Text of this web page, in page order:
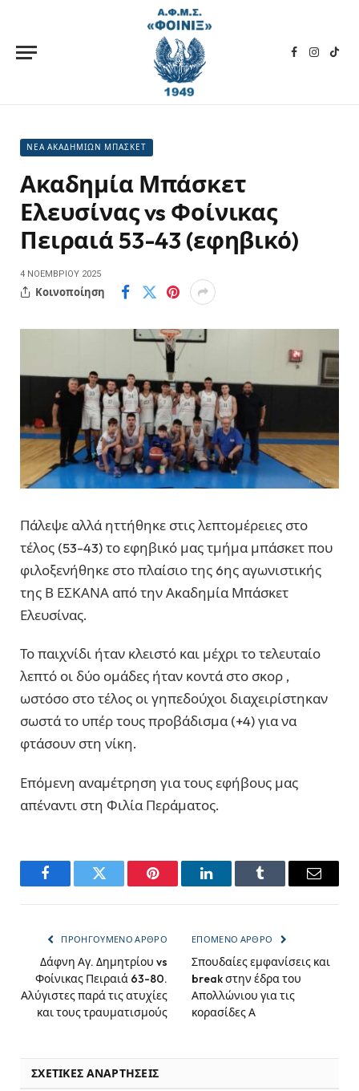
Facebook
ΝΕΑ ΑΚΑΔΗΜΙΩΝ ΜΠΑΣΚΕΤ
Ακαδημία Μπάσκετ
Ελευσίνας vs Φοίνικας
Πειραιά 53-43 (εφηβικό)
4 ΝΟΕΜΒΡΊΟΥ 2025
Κοινοποίηση
Πάλεψε αλλά ηττήθηκε στις λεπτομέρειες στο
τέλος (53-43) το εφηβικό μας τμήμα μπάσκετ που
φιλοξενήθηκε στο πλαίσιο της 6ης αγωνιστικής
της Β ΕΣΚΑΝΑ από την Ακαδημία Μπάσκετ
Ελευσίνας.
Το παιχνίδι ήταν κλειστό και μέχρι το τελευταίο
λεπτό οι δύο ομάδες ήταν κοντά στο σκορ ,
ωστόσο στο τέλος οι γηπεδούχοι διαχειρίστηκαν
σωστά το υπέρ τους προβάδισμα (+4) για να
φτάσουν στη νίκη.
Επόμενη αναμέτρηση για τους εφήβους μας
απέναντι στη Φιλία Περάματος.
FacebookTwitter Pinterest LinkedInTumblr Email
ΠΡΟΗΓΟΎΜΕΝΟ ΆΡΘΡΟ
Δάφνη Αγ. Δημητρίου vs
Φοίνικας Πειραιά 63-80.
Αλύγιστες παρά τις ατυχίες
και τους τραυματισμούς
ΕΠΌΜΕΝΟ ΆΡΘΡΟ
Σπουδαίες εμφανίσεις και
break στην έδρα του
Απολλώνιου για τις
κορασίδες Α
ΣΧΕΤΙΚΈΣ ΑΝΑΡΤΉΣΕΙΣ